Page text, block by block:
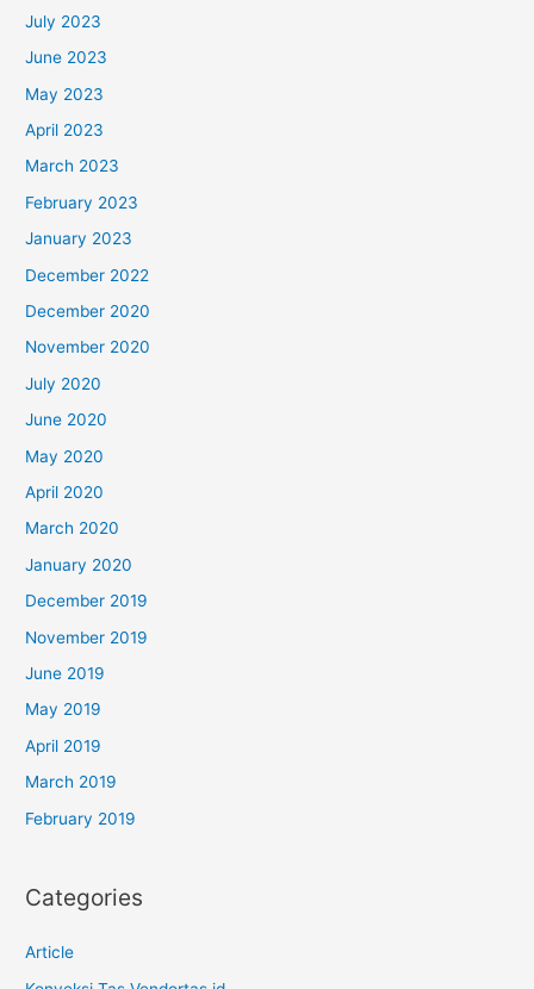
July 2023
June 2023
May 2023
April 2023
March 2023
February 2023
January 2023
December 2022
December 2020
November 2020
July 2020
June 2020
May 2020
April 2020
March 2020
January 2020
December 2019
November 2019
June 2019
May 2019
April 2019
March 2019
February 2019
Categories
Article